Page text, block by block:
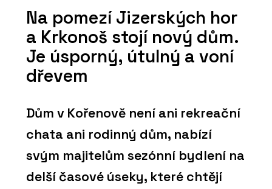
Na pomezí Jizerských hor
a Krkonoš stojí nový dům.
Je úsporný, útulný a voní
dřevem
Dům v Kořenově není ani rekreační
chata ani rodinný dům, nabízí
svým majitelům sezónní bydlení na
delší časové úseky, které chtějí